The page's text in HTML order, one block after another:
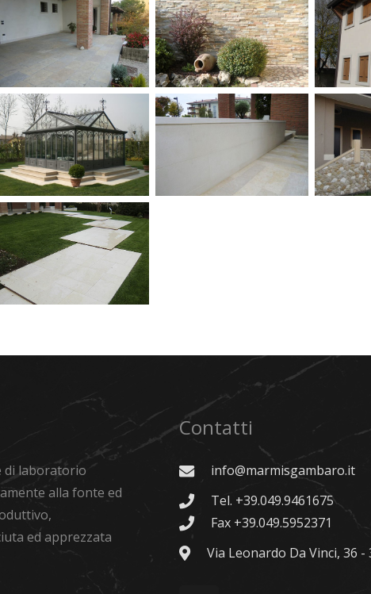
Pavimento
esterno in
quarzite
Vintage Gold
Rivestimento
quarzite Giza
Yellow
Pavimento e
scala esterna
esterno in
di laboratorio
alla fonte ed
ed apprezzata
Contatti
info@marmisgambaro.it
Tel. +39.049.9461675
Fax +39.049.5952371
Via Leonardo Da Vinci, 36